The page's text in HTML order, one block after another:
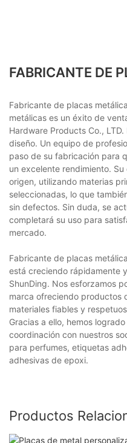
FABRICANTE DE
Fabricante de placas
metálicas es un éxito de
Hardware Products Co.,
diseño. Un equipo de
paso de su fabricación para
un excelente rendimiento.
origen, utilizando materias
seleccionadas, lo que
sin defectos. Sin duda, se
completará su uso para
mercado.
Fabricante de placas
está creciendo rápidamente
ShunDing. Nos esforzamos
marca ofreciendo productos
materiales fiables y
Gracias a ello, hemos
coordinación con nuestros
para perfumes, etiquetas
adhesivas de epoxi.
Productos